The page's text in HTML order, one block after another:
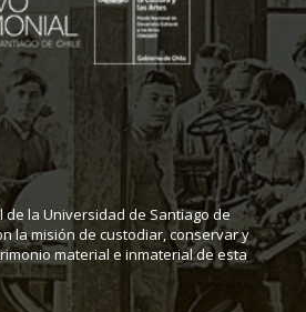
de la Universidad de Santiago de
la misión de custodiar, conservar y
material e inmaterial de esta